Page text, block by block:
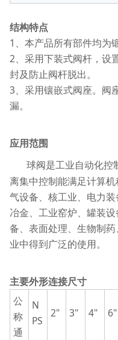
结构特点
1、本产品所有部件均为锻
2、采用下装式阀杆，设
封及防止阀杆脱出。
3、采用镶嵌式阀座。阀
漏。
应用范围
球阀是工业自动化控
离集中控制能满足计算
气设备、核工业、电力
冶金、工业窑炉、罐装
备、表面处理、生物制
业中得到广泛的使用。
主要外形连接尺寸
公
称
通
N
PS
2" 3" 4" 6"